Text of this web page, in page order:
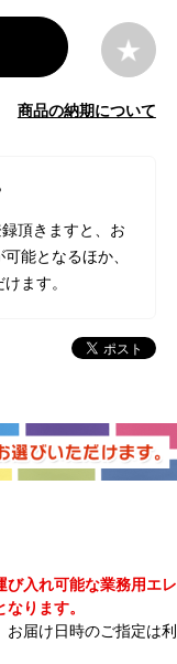
商品の納期について
頂きますと、お
能となるほか、
ます。
入れ可能な業務用エレ
ります。
届け日時のご指定は利